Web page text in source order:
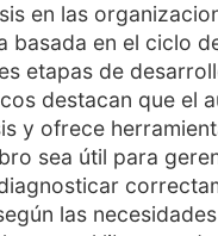
en las
basada en el ciclo
etapas de
destacan que el
y ofrece
sea útil para
las